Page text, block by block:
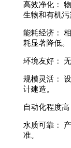
高效净化：
生物和有机污
能耗经济：
耗显著降低。
环境友好：
规模灵活：
计建造。
自动化程度高
水质可靠：
准。